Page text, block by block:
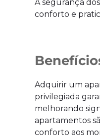
A segurança
conforto e
Adquirir um
privilegiada
melhorando
apartamentos
conforto aos